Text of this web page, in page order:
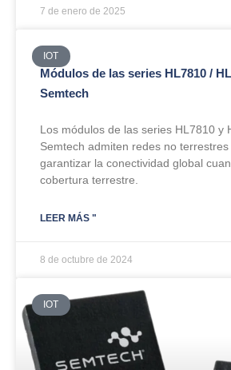
7 de enero de 2025
IOT
Módulos de las series HL7810 /
Semtech
Los módulos de las series HL7810 y
Semtech admiten redes no
garantizar la conectividad global
cobertura terrestre.
LEER MÁS "
8 de octubre de 2024
IOT